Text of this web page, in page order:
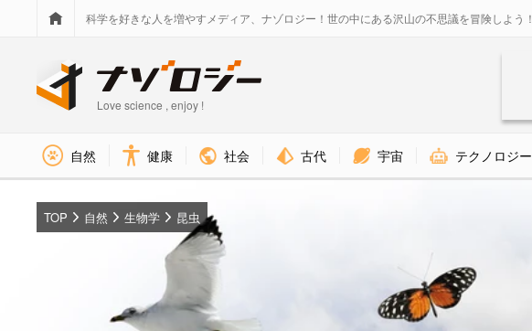
科学を好きな人を増やすメディア、ナゾロジー！世の中にある沢山の不思議を冒険しよう！
Love science , enjoy !
自然 健康 社会 古代 宇宙 テクノロジー
TOP 自然 生物学 昆虫